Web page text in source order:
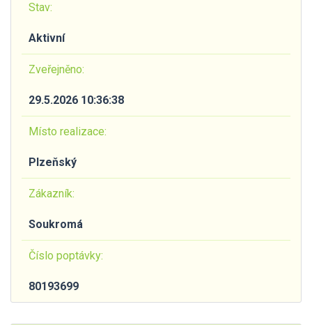
Stav:
Aktivní
Zveřejněno:
29.5.2026 10:36:38
Místo realizace:
Plzeňský
Zákazník:
Soukromá
Číslo poptávky:
80193699